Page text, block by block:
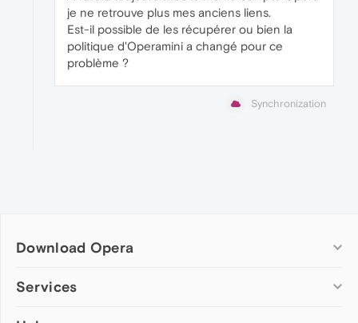
je ne retrouve plus mes anciens liens.
Est-il possible de les récupérer ou bien la
politique d'Operamini a changé pour ce
problème ?
Synchronization
Download Opera
Computer browsers
Services